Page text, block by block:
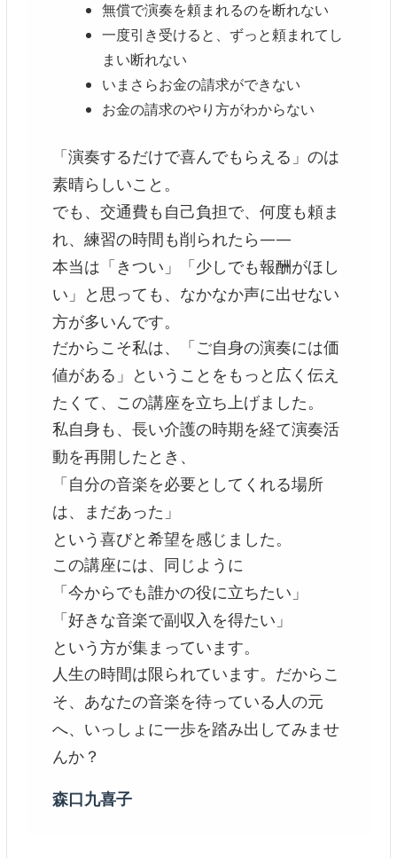
無償で演奏を頼まれるのを断れない
一度引き受けると、ずっと頼まれてし
まい断れない
いまさらお金の請求ができない
お金の請求のやり方がわからない
「演奏するだけで喜んでもらえる」のは
素晴らしいこと。
でも、交通費も自己負担で、何度も頼ま
れ、練習の時間も削られたら——
本当は「きつい」「少しでも報酬がほし
い」と思っても、なかなか声に出せない
方が多いんです。
だからこそ私は、「ご自身の演奏には価
値がある」ということをもっと広く伝え
たくて、この講座を立ち上げました。
私自身も、長い介護の時期を経て演奏活
動を再開したとき、
「自分の音楽を必要としてくれる場所
は、まだあった」
という喜びと希望を感じました。
この講座には、同じように
「今からでも誰かの役に立ちたい」
「好きな音楽で副収入を得たい」
という方が集まっています。
人生の時間は限られています。だからこ
そ、あなたの音楽を待っている人の元
へ、いっしょに一歩を踏み出してみませ
んか？
森口九喜子